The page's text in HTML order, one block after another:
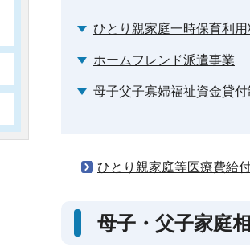
ひとり親家庭一時保育利
ホームフレンド派遣事業
母子父子寡婦福祉資金貸
ひとり親家庭等医療費給
母子・父子家庭